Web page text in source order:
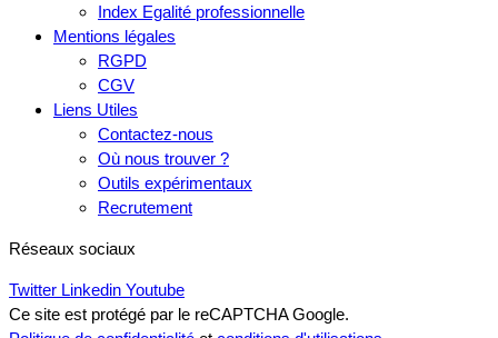
Index Egalité professionnelle
Mentions légales
RGPD
CGV
Liens Utiles
Contactez-nous
Où nous trouver ?
Outils expérimentaux
Recrutement
Réseaux sociaux
Twitter Linkedin Youtube
Ce site est protégé par le reCAPTCHA Google.